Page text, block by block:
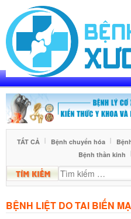
content
TẤT CẢ Bệnh chuyển hóa
Bệnh thần kinh
BỆNH LIỆT DO TAI BIẾN